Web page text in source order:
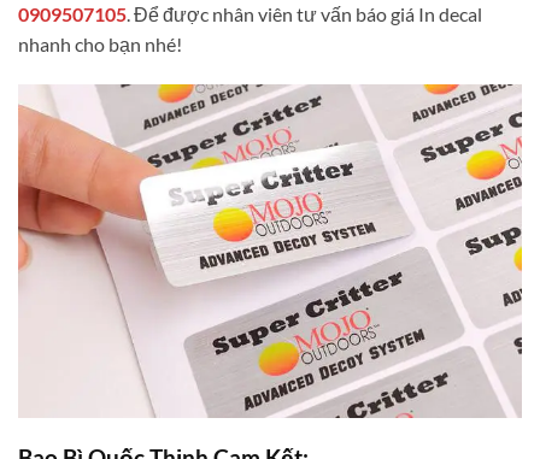
0909507105. Để được nhân viên tư vấn báo giá In decal
nhanh cho bạn nhé!